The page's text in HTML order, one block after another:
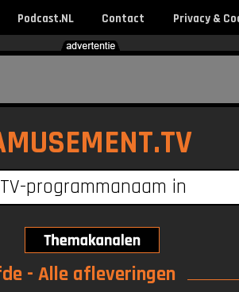
Podcast.NL Contact Privacy &
- Alle afleveringen